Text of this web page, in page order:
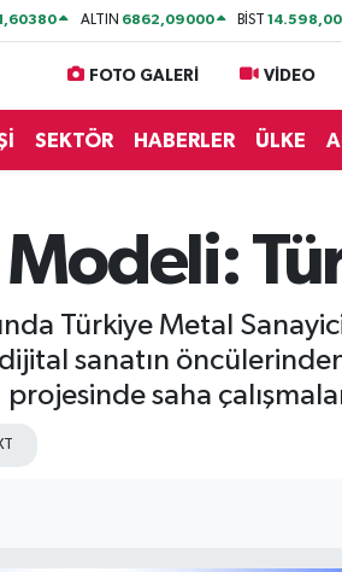
ALTIN 6862,09000 BİST14.598,00
FOTO GALERİ VİDEO
SEKTÖR HABERLER ÜLKE
Türkiye Metal
sanatın
saha